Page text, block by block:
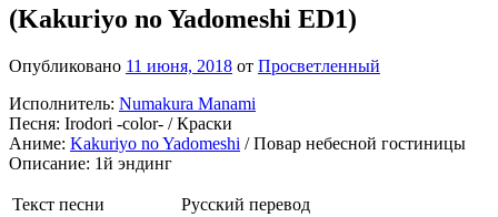
(Kakuriyo no Yadomeshi ED1)
Опубликовано 11 июня, 2018 от Просветленный
Исполнитель: Numakura Manami
Песня: Irodori -color- / Краски
Аниме: Kakuriyo no Yadomeshi / Повар небесной гостиницы
Описание: 1й эндинг
Текст песни
Русский перевод